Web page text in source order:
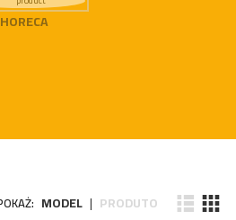
HORECA
MODEL | PRODUTO